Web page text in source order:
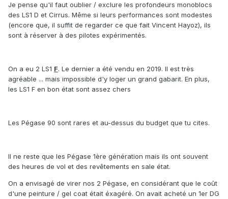
Je pense qu'il faut oublier / exclure les profondeurs monoblocs
des LS1 D et Cirrus. Même si leurs performances sont modestes
(encore que, il suffit de regarder ce que fait Vincent Hayoz), ils
sont à réserver à des pilotes expérimentés.
On a eu 2 LS1 F. Le dernier a été vendu en 2019. Il est très
agréable ... mais impossible d'y loger un grand gabarit. En plus,
les LS1 F en bon état sont assez chers
Les Pégase 90 sont rares et au-dessus du budget que tu cites.
Il ne reste que les Pégase 1ère génération mais ils ont souvent
des heures de vol et des revêtements en sale état.
On a envisagé de virer nos 2 Pégase, en considérant que le coût
d'une peinture / gel coat était éxagéré. On avait acheté un 1er DG